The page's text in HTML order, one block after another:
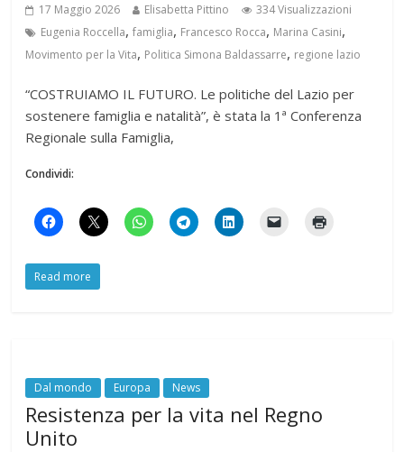
17 Maggio 2026 Elisabetta Pittino
334 Visualizzazioni
Eugenia Roccella,famiglia, Francesco Rocca, Marina Casini,
Movimento per la Vita, Politica Simona Baldassarre, regione lazio
“COSTRUIAMO IL FUTURO. Le politiche del Lazio per
sostenere famiglia e natalità”, è stata la 1ª Conferenza
Regionale sulla Famiglia,
Condividi:
Read more
Dal mondo Europa News
Resistenza per la vita nel Regno
Unito